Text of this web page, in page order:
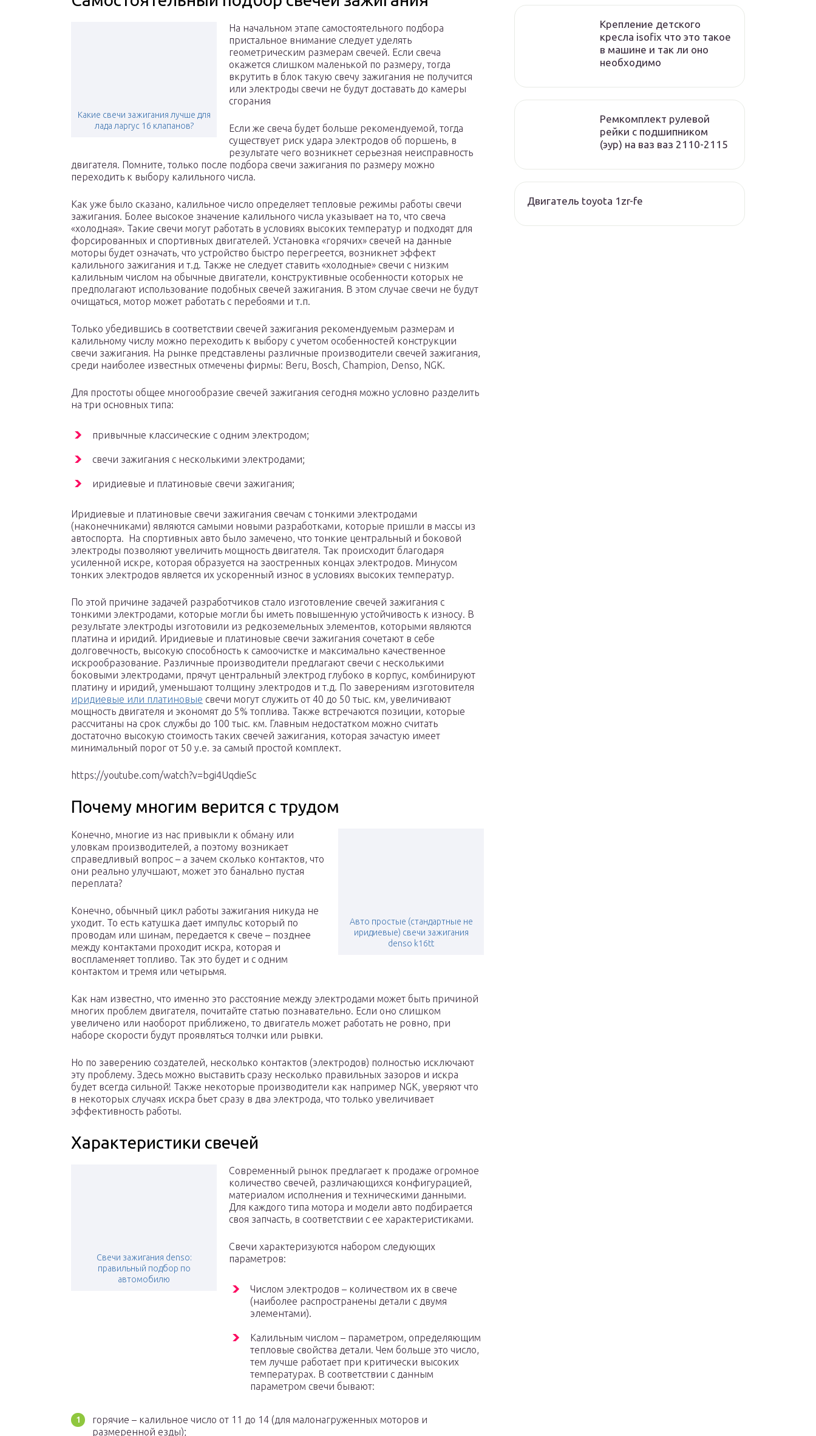
Какие свечи зажигания лучше для
лада ларгус 16 клапанов?
На начальном этапе самостоятельного подбора
пристальное внимание следует уделять
геометрическим размерам свечей. Если свеча
окажется слишком маленькой по размеру, тогда
вкрутить в блок такую свечу зажигания не получится
или электроды свечи не будут доставать до камеры
сгорания
Если же свеча будет больше рекомендуемой, тогда
существует риск удара электродов об поршень, в
результате чего возникнет серьезная неисправность
двигателя. Помните, только после подбора свечи зажигания по размеру можно
переходить к выбору калильного числа.
Как уже было сказано, калильное число определяет тепловые режимы работы свечи
зажигания. Более высокое значение калильного числа указывает на то, что свеча
«холодная». Такие свечи могут работать в условиях высоких температур и подходят для
форсированных и спортивных двигателей. Установка «горячих» свечей на данные
моторы будет означать, что устройство быстро перегреется, возникнет эффект
калильного зажигания и т.д. Также не следует ставить «холодные» свечи с низким
калильным числом на обычные двигатели, конструктивные особенности которых не
предполагают использование подобных свечей зажигания. В этом случае свечи не будут
очищаться, мотор может работать с перебоями и т.п.
Только убедившись в соответствии свечей зажигания рекомендуемым размерам и
калильному числу можно переходить к выбору с учетом особенностей конструкции
свечи зажигания. На рынке представлены различные производители свечей зажигания,
среди наиболее известных отмечены фирмы: Beru, Bosch, Champion, Denso, NGK.
Для простоты общее многообразие свечей зажигания сегодня можно условно разделить
на три основных типа:
привычные классические с одним электродом;
свечи зажигания с несколькими электродами;
иридиевые и платиновые свечи зажигания;
Иридиевые и платиновые свечи зажигания свечам с тонкими электродами
(наконечниками) являются самыми новыми разработками, которые пришли в массы из
автоспорта. На спортивных авто было замечено, что тонкие центральный и боковой
электроды позволяют увеличить мощность двигателя. Так происходит благодаря
усиленной искре, которая образуется на заостренных концах электродов. Минусом
тонких электродов является их ускоренный износ в условиях высоких температур.
По этой причине задачей разработчиков стало изготовление свечей зажигания с
тонкими электродами, которые могли бы иметь повышенную устойчивость к износу. В
результате электроды изготовили из редкоземельных элементов, которыми являются
платина и иридий. Иридиевые и платиновые свечи зажигания сочетают в себе
долговечность, высокую способность к самоочистке и максимально качественное
искрообразование. Различные производители предлагают свечи с несколькими
боковыми электродами, прячут центральный электрод глубоко в корпус, комбинируют
платину и иридий, уменьшают толщину электродов и т.д. По заверениям изготовителя
иридиевые или платиновые свечи могут служить от 40 до 50 тыс. км, увеличивают
мощность двигателя и экономят до 5% топлива. Также встречаются позиции, которые
рассчитаны на срок службы до 100 тыс. км. Главным недостатком можно считать
достаточно высокую стоимость таких свечей зажигания, которая зачастую имеет
минимальный порог от 50 у.е. за самый простой комплект.
https://youtube.com/watch?v=bgi4UqdieSc
Почему многим верится с трудом
Авто простые (стандартные не
иридиевыe) свечи зажигания
denso k16tt
Конечно, многие из нас привыкли к обману или
уловкам производителей, а поэтому возникает
справедливый вопрос – а зачем сколько контактов, что
они реально улучшают, может это банально пустая
переплата?
Конечно, обычный цикл работы зажигания никуда не
уходит. То есть катушка дает импульс который по
проводам или шинам, передается к свече – позднее
между контактами проходит искра, которая и
воспламеняет топливо. Так это будет и с одним
контактом и тремя или четырьмя.
Как нам известно, что именно это расстояние между электродами может быть причиной
многих проблем двигателя, почитайте статью познавательно. Если оно слишком
увеличено или наоборот приближено, то двигатель может работать не ровно, при
наборе скорости будут проявляться толчки или рывки.
Но по заверению создателей, несколько контактов (электродов) полностью исключают
эту проблему. Здесь можно выставить сразу несколько правильных зазоров и искра
будет всегда сильной! Также некоторые производители как например NGK, уверяют что
в некоторых случаях искра бьет сразу в два электрода, что только увеличивает
эффективность работы.
Характеристики свечей
Свечи зажигания denso:
правильный подбор по
автомобилю
Современный рынок предлагает к продаже огромное
количество свечей, различающихся конфигурацией,
материалом исполнения и техническими данными.
Для каждого типа мотора и модели авто подбирается
своя запчасть, в соответствии с ее характеристиками.
Свечи характеризуются набором следующих
параметров:
Числом электродов – количеством их в свече
(наиболее распространены детали с двумя
элементами).
Калильным числом – параметром, определяющим
тепловые свойства детали. Чем больше это число,
тем лучше работает при критически высоких
температурах. В соответствии с данным
параметром свечи бывают:
горячие – калильное число от 11 до 14 (для малонагруженных моторов и
размеренной езды);
Крепление детского
кресла isofix что это такое
в машине и так ли оно
необходимо
Ремкомплект рулевой
рейки с подшипником
(эур) на ваз ваз 2110-2115
Двигатель toyota 1zr-fe